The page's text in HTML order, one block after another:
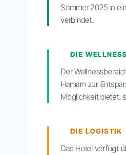
Sommer 2025 in
verbindet.
DIE WELLNESS
Der
Hamam zur
Möglichkeit bietet,
DIE LOGISTIK
Das Hotel verfügt